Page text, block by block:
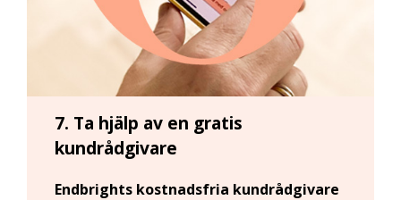
7. Ta hjälp av en gratis
kundrådgivare
Endbrights kostnadsfria kundrådgivare